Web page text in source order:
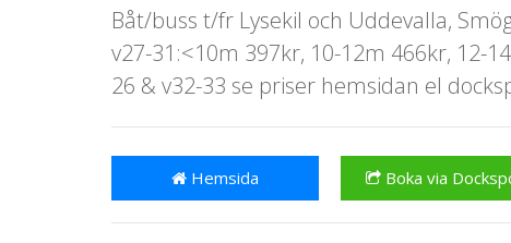
Båt/buss t/fr Lysekil och Uddevalla,
v27-31:<10m 397kr, 10-12m 466kr, 12-
26 & v32-33 se priser hemsidan el
Hemsida Boka via